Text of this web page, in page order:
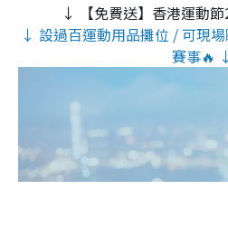
↓ 【免費送】香港運動
↓ 設過百運動用品攤位 / 可現
賽事🔥 ↓